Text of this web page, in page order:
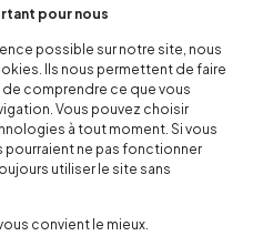
pour nous
possible sur notre site, nous
Ils nous permettent de faire
comprendre ce que vous
Vous pouvez choisir
à tout moment. Si vous
ne pas fonctionner
utiliser le site sans
convient le mieux.
Un t-shirt léger et
parfait pour les garçons et les